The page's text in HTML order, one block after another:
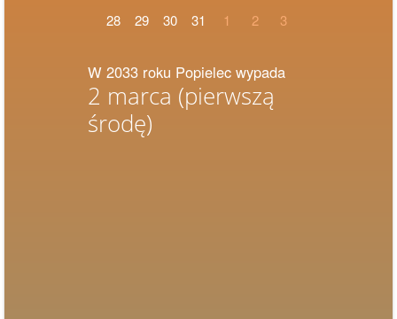
28
29 30 31 1 2 3
W 2033 roku Popielec wypada
2 marca (pierwszą
środę)